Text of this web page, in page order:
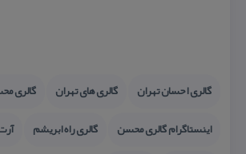
گالری احسان تهران گالری های تهران
گالری
اینستاگرام گالری محسن
گالری راه ابریشم